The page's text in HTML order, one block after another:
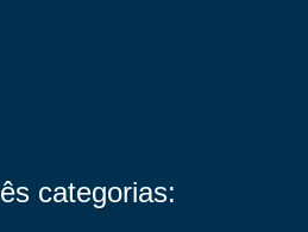
categorias: